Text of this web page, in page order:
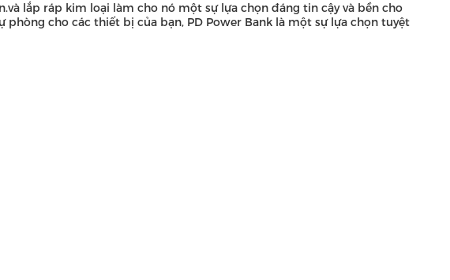
lắp ráp kim loại làm cho nó một sự lựa chọn đáng tin cậy và bền cho
cho các thiết bị của bạn, PD Power Bank là một sự lựa chọn tuyệt